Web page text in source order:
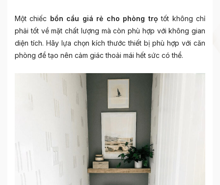
Một chiếc bồn cầu giá rẻ cho phòng trọtốt không chỉ
phải tốt về mặt chất lượng mà còn phù hợp với không gian
diện tích. Hãy lựa chọn kích thước thiết bị phù hợp với căn
phòng để tạo nên cảm giác thoải mái hết sức có thể.